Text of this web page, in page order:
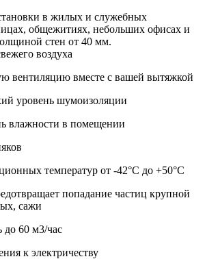
в жилых и служебных
общежитиях, небольших офисах и
стен от 40 мм.
воздуха
вентиляцию вместе с вашей вытяжкой
уровень шумоизоляции
влажности в помещении
температур от -42°С до +50°С
попадание частиц крупной
сажи
до 60 м3/час
к электричеству